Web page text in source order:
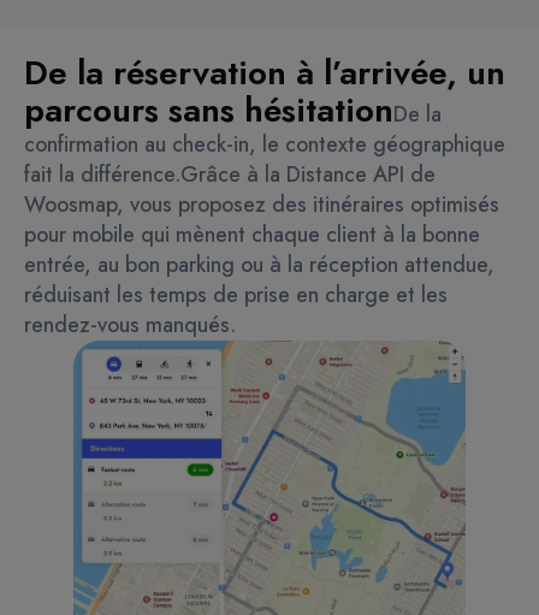
De la réservation à l’arrivée, un
parcours sans hésitationDe la
confirmation au check-in, le contexte géographique
fait la différence.Grâce à la Distance API de
Woosmap, vous proposez des itinéraires optimisés
pour mobile qui mènent chaque client à la bonne
entrée, au bon parking ou à la réception attendue,
réduisant les temps de prise en charge et les
rendez-vous manqués.